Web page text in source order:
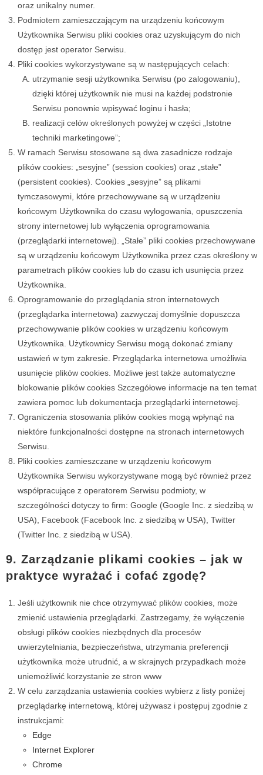
oraz unikalny numer.
Podmiotem zamieszczającym na urządzeniu końcowym
Użytkownika Serwisu pliki cookies oraz uzyskującym do nich
dostęp jest operator Serwisu.
Pliki cookies wykorzystywane są w następujących celach:
utrzymanie sesji użytkownika Serwisu (po zalogowaniu),
dzięki której użytkownik nie musi na każdej podstronie
Serwisu ponownie wpisywać loginu i hasła;
realizacji celów określonych powyżej w części „Istotne
techniki marketingowe”;
W ramach Serwisu stosowane są dwa zasadnicze rodzaje
plików cookies: „sesyjne” (session cookies) oraz „stałe”
(persistent cookies). Cookies „sesyjne” są plikami
tymczasowymi, które przechowywane są w urządzeniu
końcowym Użytkownika do czasu wylogowania, opuszczenia
strony internetowej lub wyłączenia oprogramowania
(przeglądarki internetowej). „Stałe” pliki cookies przechowywane
są w urządzeniu końcowym Użytkownika przez czas określony w
parametrach plików cookies lub do czasu ich usunięcia przez
Użytkownika.
Oprogramowanie do przeglądania stron internetowych
(przeglądarka internetowa) zazwyczaj domyślnie dopuszcza
przechowywanie plików cookies w urządzeniu końcowym
Użytkownika. Użytkownicy Serwisu mogą dokonać zmiany
ustawień w tym zakresie. Przeglądarka internetowa umożliwia
usunięcie plików cookies. Możliwe jest także automatyczne
blokowanie plików cookies Szczegółowe informacje na ten temat
zawiera pomoc lub dokumentacja przeglądarki internetowej.
Ograniczenia stosowania plików cookies mogą wpłynąć na
niektóre funkcjonalności dostępne na stronach internetowych
Serwisu.
Pliki cookies zamieszczane w urządzeniu końcowym
Użytkownika Serwisu wykorzystywane mogą być również przez
współpracujące z operatorem Serwisu podmioty, w
szczególności dotyczy to firm: Google (Google Inc. z siedzibą w
USA), Facebook (Facebook Inc. z siedzibą w USA), Twitter
(Twitter Inc. z siedzibą w USA).
9. Zarządzanie plikami cookies – jak w
praktyce wyrażać i cofać zgodę?
Jeśli użytkownik nie chce otrzymywać plików cookies, może
zmienić ustawienia przeglądarki. Zastrzegamy, że wyłączenie
obsługi plików cookies niezbędnych dla procesów
uwierzytelniania, bezpieczeństwa, utrzymania preferencji
użytkownika może utrudnić, a w skrajnych przypadkach może
uniemożliwić korzystanie ze stron www
W celu zarządzania ustawienia cookies wybierz z listy poniżej
przeglądarkę internetową, której używasz i postępuj zgodnie z
instrukcjami:
Edge
Internet Explorer
Chrome